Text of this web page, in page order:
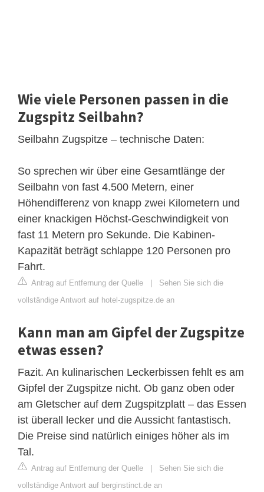
Wie viele Personen passen in die
Zugspitz Seilbahn?
Seilbahn Zugspitze – technische Daten:
So sprechen wir über eine Gesamtlänge der
Seilbahn von fast 4.500 Metern, einer
Höhendifferenz von knapp zwei Kilometern und
einer knackigen Höchst-Geschwindigkeit von
fast 11 Metern pro Sekunde. Die Kabinen-
Kapazität beträgt schlappe 120 Personen pro
Fahrt.
Antrag auf Entfernung der Quelle | Sehen Sie sich die
vollständige Antwort auf hotel-zugspitze.de an
Kann man am Gipfel der Zugspitze
etwas essen?
Fazit. An kulinarischen Leckerbissen fehlt es am
Gipfel der Zugspitze nicht. Ob ganz oben oder
am Gletscher auf dem Zugspitzplatt – das Essen
ist überall lecker und die Aussicht fantastisch.
Die Preise sind natürlich einiges höher als im
Tal.
Antrag auf Entfernung der Quelle | Sehen Sie sich die
vollständige Antwort auf berginstinct.de an